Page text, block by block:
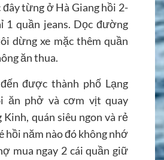
từng ở Hà Giang hồi 2-
1 quần jeans. Dọc đường
dừng xe mặc thêm quần
ăn thua.
được thành phố Lạng
ăn phở và cơm vịt quay
quán siêu ngon và rẻ
hồi năm nào đó không nhớ
mua ngay 2 cái quần giữ